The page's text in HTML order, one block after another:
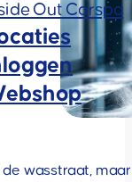
Out Carspa
wasstraat,